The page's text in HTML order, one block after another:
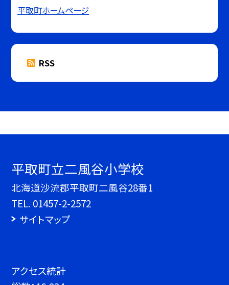
平取町ホームページ
RSS
平取町立二風谷小学校
北海道沙流郡平取町二風谷28番1
TEL. 01457-2-2572
サイトマップ
アクセス統計